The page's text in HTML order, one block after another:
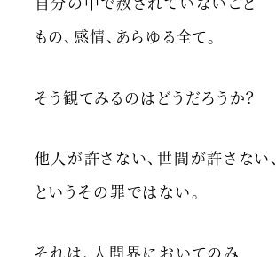
もの、感情、あらゆる全て。
そう観てみるのはどうだろうか？
他人が許さない、世間が許さない、
というその罪ではない。
それは、人間界においてのみ